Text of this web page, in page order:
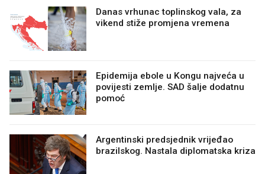
Danas vrhunac toplinskog vala, za
vikend stiže promjena vremena
Epidemija ebole u Kongu najveća u
povijesti zemlje. SAD šalje dodatnu
pomoć
Argentinski predsjednik vrijeđao
brazilskog. Nastala diplomatska kriza